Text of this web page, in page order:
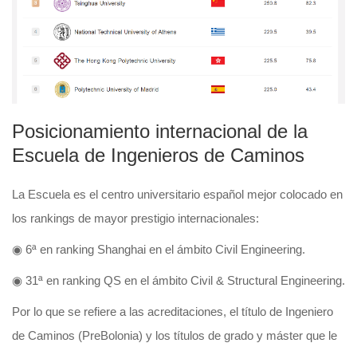
Posicionamiento internacional de la
Escuela de Ingenieros de Caminos
La Escuela es el centro universitario español mejor colocado en
los rankings de mayor prestigio internacionales:
◉ 6ª en ranking Shanghai en el ámbito Civil Engineering.
◉ 31ª en ranking QS en el ámbito Civil & Structural Engineering.
Por lo que se refiere a las acreditaciones, el título de Ingeniero
de Caminos (PreBolonia) y los títulos de grado y máster que le